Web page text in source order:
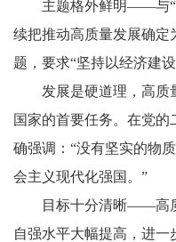
主题格外鲜明——与“
续把推动高质量发展确定
题，要求“坚持以经济建设
发展是硬道理，高质
国家的首要任务。在党
确强调：“没有坚实的物
会主义现代化强国。”
目标十分清晰——高
自强水平大幅提高，进